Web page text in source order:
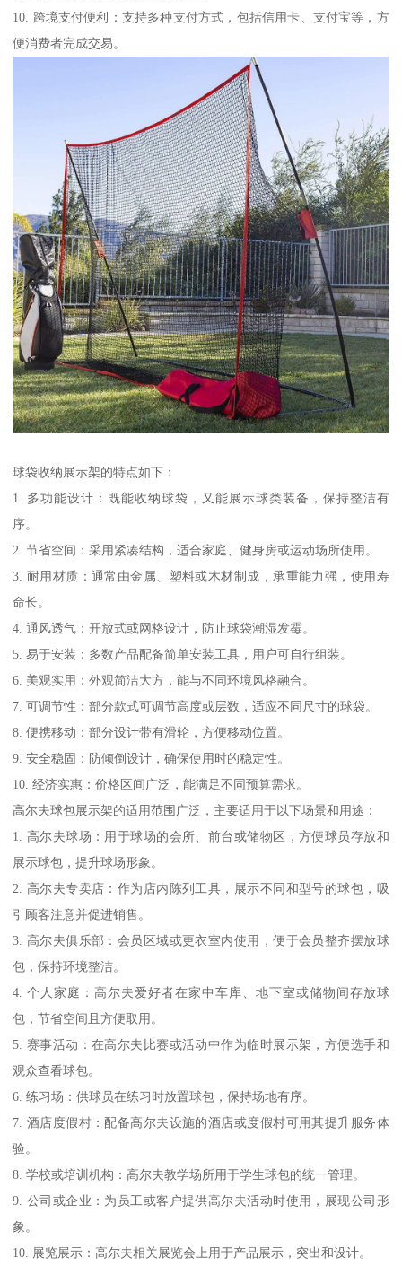
10. 跨境支付便利：支持多种支付方式，包括信用卡、支付宝等，方
便消费者完成交易。
球袋收纳展示架的特点如下：
1. 多功能设计：既能收纳球袋，又能展示球类装备，保持整洁有
序。
2. 节省空间：采用紧凑结构，适合家庭、健身房或运动场所使用。
3. 耐用材质：通常由金属、塑料或木材制成，承重能力强，使用寿
命长。
4. 通风透气：开放式或网格设计，防止球袋潮湿发霉。
5. 易于安装：多数产品配备简单安装工具，用户可自行组装。
6. 美观实用：外观简洁大方，能与不同环境风格融合。
7. 可调节性：部分款式可调节高度或层数，适应不同尺寸的球袋。
8. 便携移动：部分设计带有滑轮，方便移动位置。
9. 安全稳固：防倾倒设计，确保使用时的稳定性。
10. 经济实惠：价格区间广泛，能满足不同预算需求。
高尔夫球包展示架的适用范围广泛，主要适用于以下场景和用途：
1. 高尔夫球场：用于球场的会所、前台或储物区，方便球员存放和
展示球包，提升球场形象。
2. 高尔夫专卖店：作为店内陈列工具，展示不同和型号的球包，吸
引顾客注意并促进销售。
3. 高尔夫俱乐部：会员区域或更衣室内使用，便于会员整齐摆放球
包，保持环境整洁。
4. 个人家庭：高尔夫爱好者在家中车库、地下室或储物间存放球
包，节省空间且方便取用。
5. 赛事活动：在高尔夫比赛或活动中作为临时展示架，方便选手和
观众查看球包。
6. 练习场：供球员在练习时放置球包，保持场地有序。
7. 酒店度假村：配备高尔夫设施的酒店或度假村可用其提升服务体
验。
8. 学校或培训机构：高尔夫教学场所用于学生球包的统一管理。
9. 公司或企业：为员工或客户提供高尔夫活动时使用，展现公司形
象。
10. 展览展示：高尔夫相关展览会上用于产品展示，突出和设计。